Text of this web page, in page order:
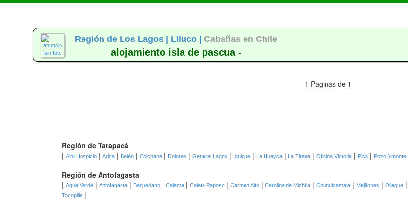
Región de Los Lagos | Lliuco |Cabañas en Chile
alojamiento isla de pascua -
1 Paginas de 1
Región de Tarapacá
| Alto Hospicio | Arica | Belén | Colchane | Dolores | General Lagos | Iquique | La Huayca | La Tirana | Oficina Victoria | Pica | Pozo Almonte
Región de Antofagasta
| Agua Verde | Antofagasta | Baquedano | Calama | Caleta Paposo | Carmen Alto | Carolina de Michilla | Chuquicamata | Mejillones | Ollague |
Tocopilla |